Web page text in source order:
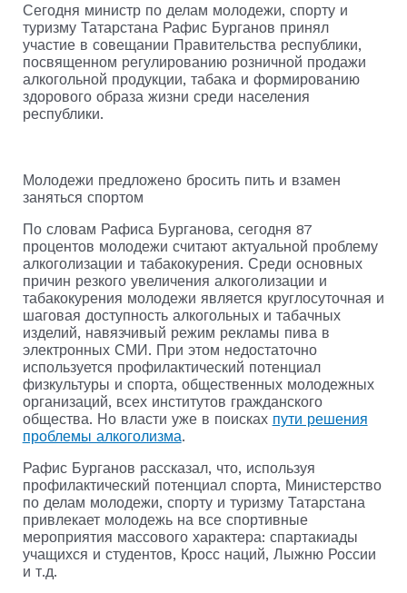
Сегодня министр по делам молодежи, спорту и
туризму Татарстана Рафис Бурганов принял
участие в совещании Правительства республики,
посвященном регулированию розничной продажи
алкогольной продукции, табака и формированию
здорового образа жизни среди населения
республики.
Молодежи предложено бросить пить и взамен
заняться спортом
По словам Рафиса Бурганова, сегодня 87
процентов молодежи считают актуальной проблему
алкоголизации и табакокурения. Среди основных
причин резкого увеличения алкоголизации и
табакокурения молодежи является круглосуточная и
шаговая доступность алкогольных и табачных
изделий, навязчивый режим рекламы пива в
электронных СМИ. При этом недостаточно
используется профилактический потенциал
физкультуры и спорта, общественных молодежных
организаций, всех институтов гражданского
общества. Но власти уже в поисках пути решения
проблемы алкоголизма.
Рафис Бурганов рассказал, что, используя
профилактический потенциал спорта, Министерство
по делам молодежи, спорту и туризму Татарстана
привлекает молодежь на все спортивные
мероприятия массового характера: спартакиады
учащихся и студентов, Кросс наций, Лыжню России
и т.д.